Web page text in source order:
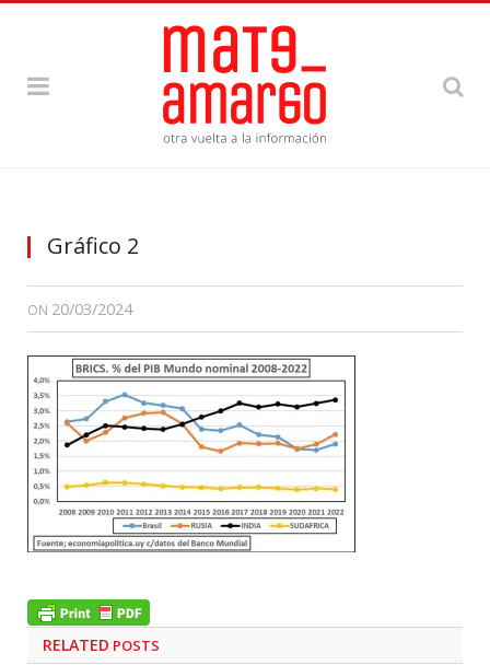
Gráfico 2
ON 20/03/2024
RELATED POSTS